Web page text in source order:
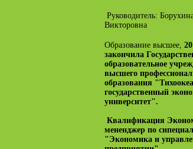
Руководитель:
Викторовна
Образование высшее,
закончила
образовательное
высшего
образования
государственный
Квалификация
мененджер по
"Экономика и